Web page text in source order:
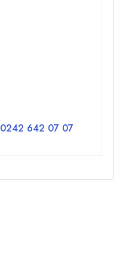
0242 642 07 07